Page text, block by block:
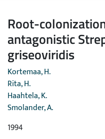
Root-
antagonistic
griseoviridis
Kortemaa, H.
Rita, H.
Haahtela, K.
Smolander, A.
1994